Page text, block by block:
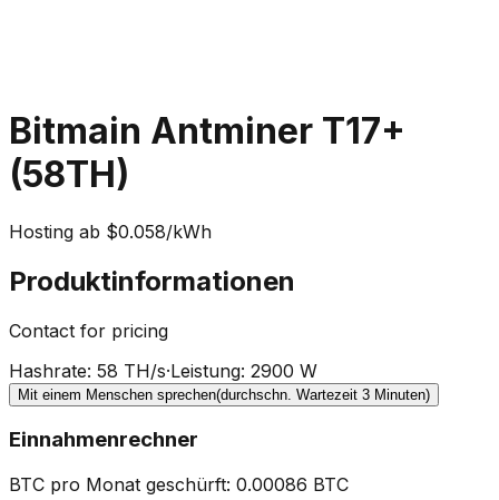
Bitmain Antminer T17+
(58TH)
Hosting ab $0.058/kWh
Produktinformationen
Contact for pricing
Hashrate: 58 TH/s·Leistung: 2900 W
Mit einem Menschen sprechen(durchschn. Wartezeit 3 Minuten)
Einnahmenrechner
BTC pro Monat geschürft: 0.00086 BTC